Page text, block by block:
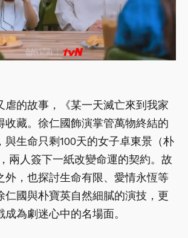
虐的故事，《某一天滅亡來到我家
收藏。徐仁國飾演掌管萬物終結的
與生命只剩100天的女子卓東景（朴
兩人簽下一紙改變命運的契約。故
外，也探討生命有限、愛情永恆等
仁國與朴寶英自然細膩的演技，更
為劇迷心中的名場面。